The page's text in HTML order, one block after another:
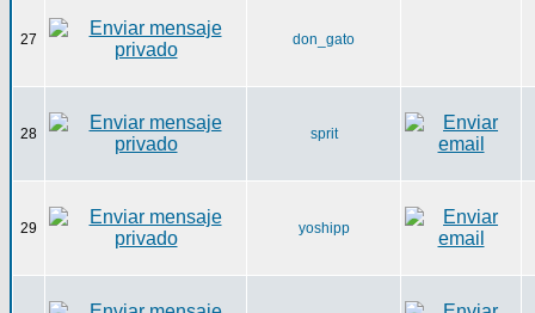
27 don_gato
28 sprit
29 yoshipp